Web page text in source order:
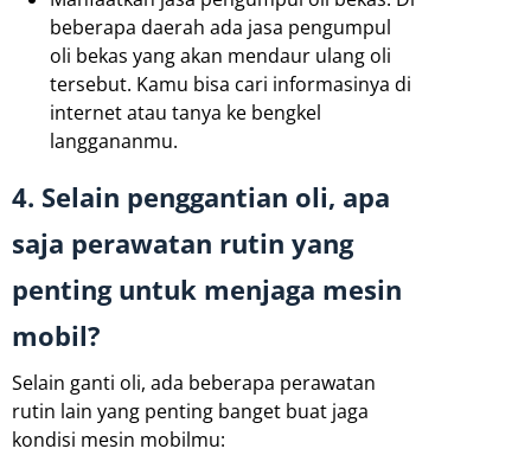
beberapa daerah ada jasa pengumpul
oli bekas yang akan mendaur ulang oli
tersebut. Kamu bisa cari informasinya di
internet atau tanya ke bengkel
langgananmu.
4. Selain penggantian oli, apa
saja perawatan rutin yang
penting untuk menjaga mesin
mobil?
Selain ganti oli, ada beberapa perawatan
rutin lain yang penting banget buat jaga
kondisi mesin mobilmu: